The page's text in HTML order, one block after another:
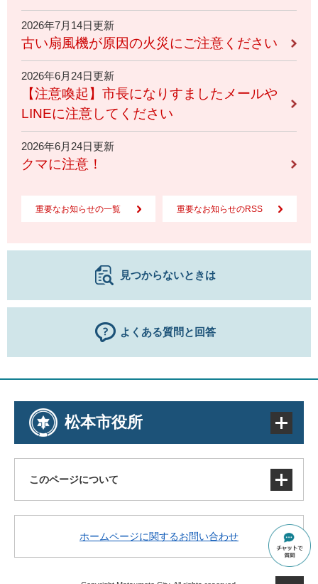
2026年7月14日更新
古い扇風機が原因の火災にご注意ください
2026年6月24日更新
【注意喚起】市長になりすましたメールや
LINEに注意してください
2026年6月24日更新
クマに注意！
重要なお知らせの一覧 重要なお知らせのRSS
見つからないときは
よくある質問と回答
松本市役所
このページについて
著作権・免責事項・リンク
ホームページに関するお問い合わせ